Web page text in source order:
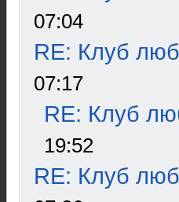
07:04
RE: Клуб
07:17
RE: Клуб
19:52
RE: Клуб